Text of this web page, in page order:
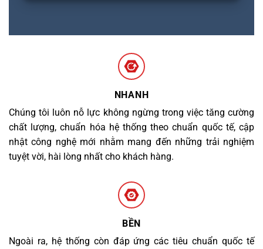
NHANH
Chúng tôi luôn nỗ lực không ngừng trong việc tăng cường
chất lượng, chuẩn hóa hệ thống theo chuẩn quốc tế, cập
nhật công nghệ mới nhằm mang đến những trải nghiệm
tuyệt vời, hài lòng nhất cho khách hàng.
BỀN
Ngoài ra, hệ thống còn đáp ứng các tiêu chuẩn quốc tế